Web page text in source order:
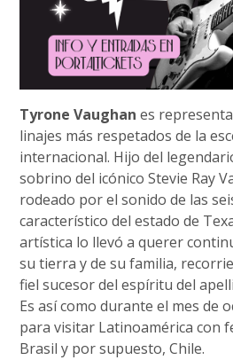
Tyrone Vaughan es
linajes más respetados de la
internacional. Hijo del
sobrino del icónico Stevie Ray
rodeado por el sonido de las
característico del estado de
artística lo llevó a querer
su tierra y de su familia,
fiel sucesor del espíritu del
Es así como durante el mes de
para visitar Latinoamérica con
Brasil y por supuesto, Chile.